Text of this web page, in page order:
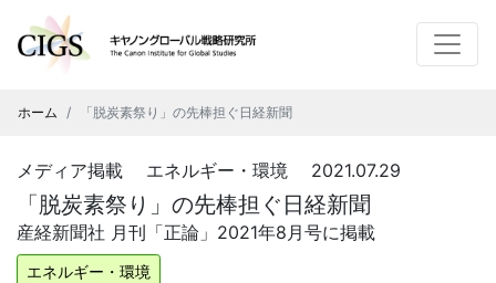
ホーム 「脱炭素祭り」の先棒担ぐ日経新聞
メディア掲載 エネルギー・環境 2021.07.29
「脱炭素祭り」の先棒担ぐ日経新聞
産経新聞社 月刊「正論」2021年8月号に掲載
エネルギー・環境